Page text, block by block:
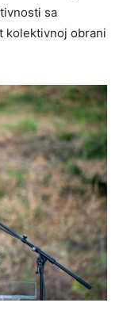
sa
kolektivnoj obrani